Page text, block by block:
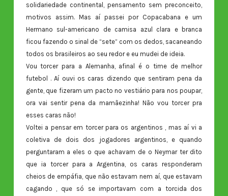
solidariedade continental, pensamento sem preconceito,
motivos assim. Mas aí passei por Copacabana e um
Hermano sul-americano de camisa azul clara e branca
ficou fazendo o sinal de “sete” com os dedos, sacaneando
todos os brasileiros ao seu redor e eu mudei de ideia.
Vou torcer para a Alemanha, afinal é o time de melhor
futebol . Aí ouvi os caras dizendo que sentiram pena da
gente, que fizeram um pacto no vestiário para nos poupar,
ora vai sentir pena da mamãezinha! Não vou torcer pra
esses caras não!
Voltei a pensar em torcer para os argentinos , mas aí vi a
coletiva de dois dos jogadores argentinos, e quando
perguntaram a eles o que achavam de o Neymar ter dito
que ia torcer para a Argentina, os caras responderam
cheios de empáfia, que não estavam nem aí, que estavam
cagando , que só se importavam com a torcida dos